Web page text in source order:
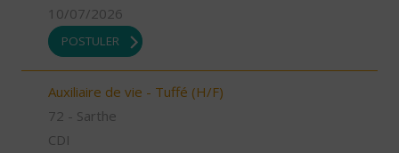
10/07/2026
POSTULER
Auxiliaire de vie - Tuffé (H/F)
72 - Sarthe
CDI